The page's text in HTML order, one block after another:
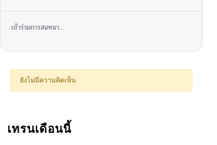
เข้าร่วมการสนทนา...
ยังไม่มีความคิดเห็น
เทรนเดือนนี้